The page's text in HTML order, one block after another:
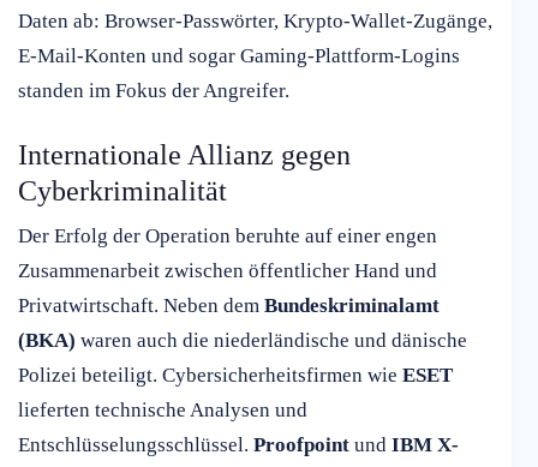
Daten ab: Browser-Passwörter, Krypto-Wallet-Zugänge,
E-Mail-Konten und sogar Gaming-Plattform-Logins
standen im Fokus der Angreifer.
Internationale Allianz gegen
Cyberkriminalität
Der Erfolg der Operation beruhte auf einer engen
Zusammenarbeit zwischen öffentlicher Hand und
Privatwirtschaft. Neben dem Bundeskriminalamt
(BKA) waren auch die niederländische und dänische
Polizei beteiligt. Cybersicherheitsfirmen wie ESET
lieferten technische Analysen und
Entschlüsselungsschlüssel. Proofpoint und IBM X-